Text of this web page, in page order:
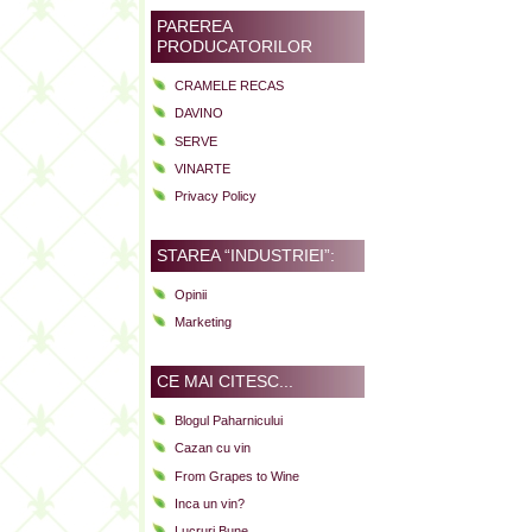
PAREREA
PRODUCATORILOR
CRAMELE RECAS
DAVINO
SERVE
VINARTE
Privacy Policy
STAREA “INDUSTRIEI”:
Opinii
Marketing
CE MAI CITESC...
Blogul Paharnicului
Cazan cu vin
From Grapes to Wine
Inca un vin?